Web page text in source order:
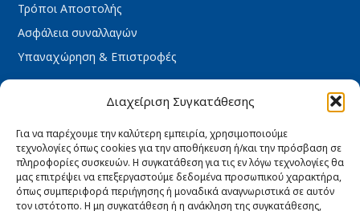
Διαχείριση Συγκατάθεσης
Για να παρέχουμε την καλύτερη εμπειρία, χρησιμοποιούμε
τεχνολογίες όπως cookies για την αποθήκευση ή/και την πρόσβαση σε
πληροφορίες συσκευών. Η συγκατάθεση για τις εν λόγω τεχνολογίες θα
μας επιτρέψει να επεξεργαστούμε δεδομένα προσωπικού χαρακτήρα,
όπως συμπεριφορά περιήγησης ή μοναδικά αναγνωριστικά σε αυτόν
τον ιστότοπο. Η μη συγκατάθεση ή η ανάκληση της συγκατάθεσης,
Τρόποι Αποστολής
Ασφάλεια συναλλαγών
Υπαναχώρηση & Επιστροφές
ΩΡΆΡΙΟ ΚΑΤΑΣΤΉΜΑΤΟΣ
Δευτέρα : 08:30 – 16:30
Τρίτη : 08:30 – 16:30
Τετάρτη : 08:30 – 16:30
Πέμπτη : 08:30 – 16:30
Παρασκευή : 08:30 – 16:30